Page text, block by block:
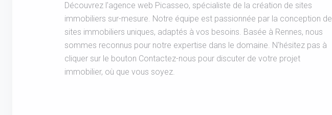
Découvrez l'agence web Picasseo, spécialiste de la création de sites
immobiliers sur-mesure. Notre équipe est passionnée par la conception de
sites immobiliers uniques, adaptés à vos besoins. Basée à Rennes, nous
sommes reconnus pour notre expertise dans le domaine. N'hésitez pas à
cliquer sur le bouton Contactez-nous pour discuter de votre projet
immobilier, où que vous soyez.